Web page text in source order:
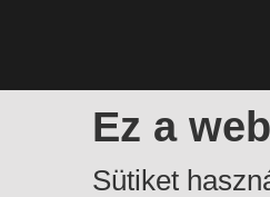
Ez a
Sütiket